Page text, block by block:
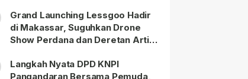
Grand Launching Lessgoo Hadir
di Makassar, Suguhkan Drone
Show Perdana dan Deretan Artis
Langkah Nyata DPD KNPI
Pangandaran Bersama Pemuda,